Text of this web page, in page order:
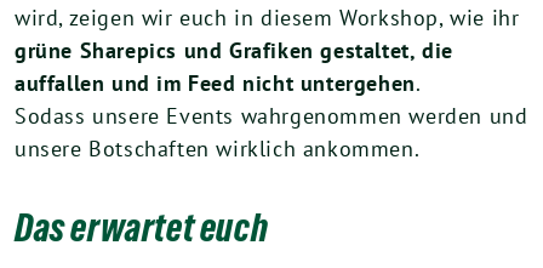
wird, zeigen wir euch in diesem Workshop, wie ihr
grüne Sharepics und Grafiken gestaltet, die
auffallen und im Feed nicht untergehen.
Sodass unsere Events wahrgenommen werden und
unsere Botschaften wirklich ankommen.
Das erwartet euch